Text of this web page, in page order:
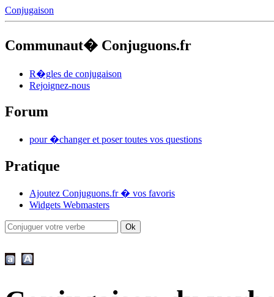
Conjugaison
Communaut� Conjuguons.fr
R�gles de conjugaison
Rejoignez-nous
Forum
pour �changer et poser toutes vos questions
Pratique
Ajoutez Conjuguons.fr � vos favoris
Widgets Webmasters